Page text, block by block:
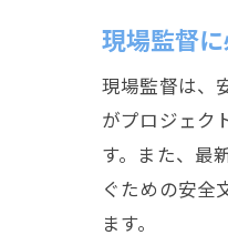
現場監督
現場監督は、
がプロジェク
す。また、最
ぐための安全
ます。